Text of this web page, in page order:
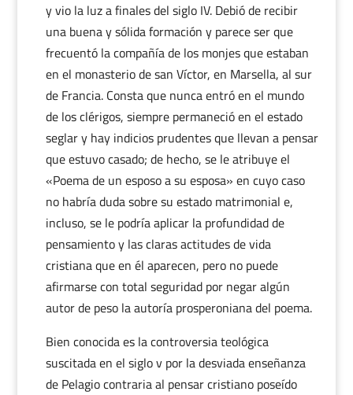
y vio la luz a finales del siglo IV. Debió de recibir
una buena y sólida formación y parece ser que
frecuentó la compañía de los monjes que estaban
en el monasterio de san Víctor, en Marsella, al sur
de Francia. Consta que nunca entró en el mundo
de los clérigos, siempre permaneció en el estado
seglar y hay indicios prudentes que llevan a pensar
que estuvo casado; de hecho, se le atribuye el
«Poema de un esposo a su esposa» en cuyo caso
no habría duda sobre su estado matrimonial e,
incluso, se le podría aplicar la profundidad de
pensamiento y las claras actitudes de vida
cristiana que en él aparecen, pero no puede
afirmarse con total seguridad por negar algún
autor de peso la autoría prosperoniana del poema.
Bien conocida es la controversia teológica
suscitada en el siglo v por la desviada enseñanza
de Pelagio contraria al pensar cristiano poseído